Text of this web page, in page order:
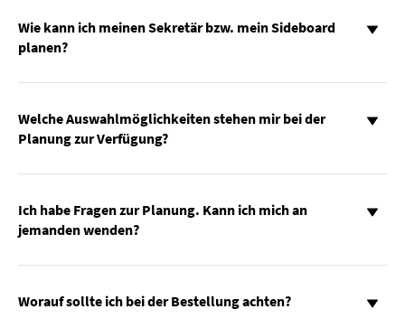
Wie kann ich meinen Sekretär bzw. mein Sideboard
planen?
Welche Auswahlmöglichkeiten stehen mir bei der
Planung zur Verfügung?
Ich habe Fragen zur Planung. Kann ich mich an
jemanden wenden?
Worauf sollte ich bei der Bestellung achten?